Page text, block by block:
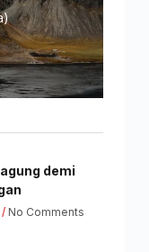
demi
No Comments